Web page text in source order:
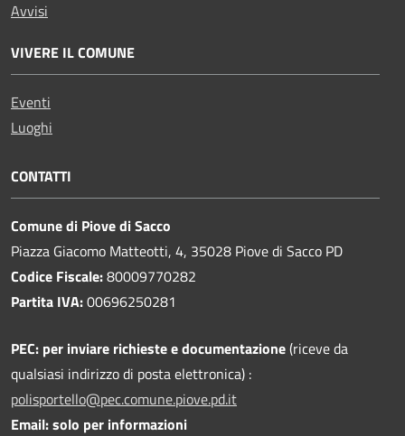
Avvisi
VIVERE IL COMUNE
Eventi
Luoghi
CONTATTI
Comune di Piove di Sacco
Piazza Giacomo Matteotti, 4, 35028 Piove di Sacco PD
Codice Fiscale:80009770282
Partita IVA:00696250281
PEC: per inviare richieste e documentazione(riceve da
qualsiasi indirizzo di posta elettronica) :
polisportello@pec.comune.piove.pd.it
Email: solo per informazioni